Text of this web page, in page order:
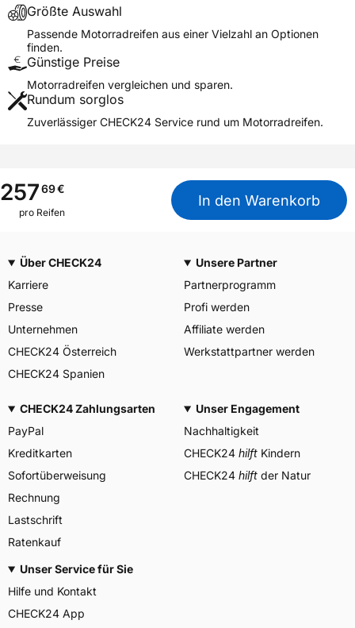
Verwendung
Modellname
DIABLO SUPERCORSA V4
Reifenposition
Motorradtyp
Hyper Sport
Weitere Eigenschaften
M+S
Nein
Motorrad Kennzeichnung
M/C
Allgemeine Produktsicherheit (GPSR)
Herstellerkontakt
PIRELLI TYRE SPA, Viale
Piero e Alberto Pirelli 25
20126 Milano Italien,
consumer.support@pirelli.co
Größte Auswahl
Passende Motorradreifen aus einer Vielzahl an Optionen
finden.
Günstige Preise
Motorradreifen vergleichen und sparen.
Rundum sorglos
Zuverlässiger CHECK24 Service rund um Motorradreifen.
25769€
pro Reifen
In den Warenkorb
Über CHECK24
Karriere
Presse
Unternehmen
CHECK24 Österreich
CHECK24 Spanien
Unsere Partner
Partnerprogramm
Profi werden
Affiliate werden
Werkstattpartner werden
CHECK24 Zahlungsarten
PayPal
Kreditkarten
Sofortüberweisung
Rechnung
Lastschrift
Ratenkauf
Unser Engagement
Nachhaltigkeit
CHECK24 hilft Kindern
CHECK24 hilft der Natur
Unser Service für Sie
Hilfe und Kontakt
CHECK24 App